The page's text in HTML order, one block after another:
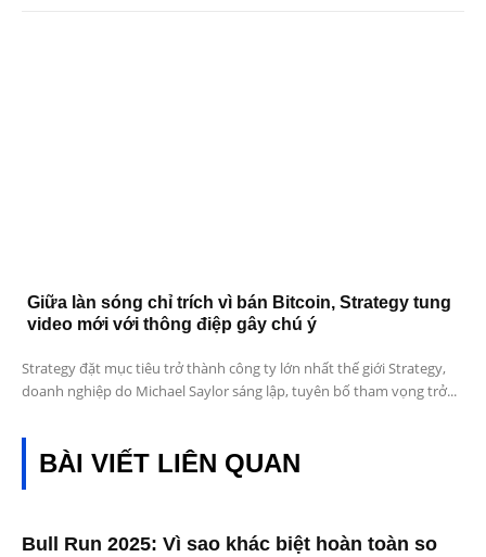
Giữa làn sóng chỉ trích vì bán Bitcoin, Strategy tung
video mới với thông điệp gây chú ý
Strategy đặt mục tiêu trở thành công ty lớn nhất thế giới Strategy,
doanh nghiệp do Michael Saylor sáng lập, tuyên bố tham vọng trở...
BÀI VIẾT LIÊN QUAN
Bull Run 2025: Vì sao khác biệt hoàn toàn so